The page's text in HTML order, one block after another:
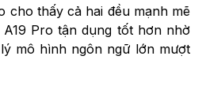
cho thấy cả hai đều mạnh mẽ
Pro tận dụng tốt hơn nhờ
mô hình ngôn ngữ lớn mượt